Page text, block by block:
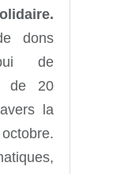
dons
de
de 20
la